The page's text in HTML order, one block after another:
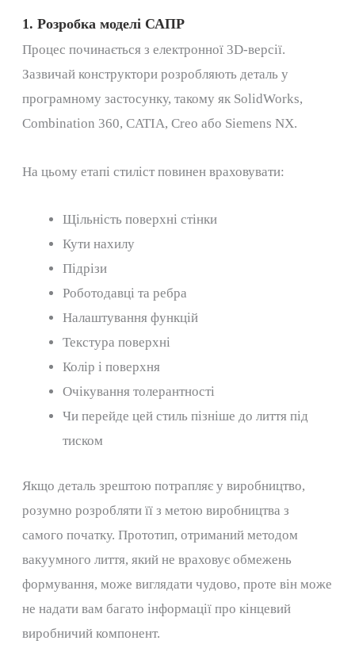
1. Розробка моделі САПР
Процес починається з електронної 3D-версії.
Зазвичай конструктори розробляють деталь у
програмному застосунку, такому як SolidWorks,
Combination 360, CATIA, Creo або Siemens NX.
На цьому етапі стиліст повинен враховувати:
Щільність поверхні стінки
Кути нахилу
Підрізи
Роботодавці та ребра
Налаштування функцій
Текстура поверхні
Колір і поверхня
Очікування толерантності
Чи перейде цей стиль пізніше до лиття під
тиском
Якщо деталь зрештою потрапляє у виробництво,
розумно розробляти її з метою виробництва з
самого початку. Прототип, отриманий методом
вакуумного лиття, який не враховує обмежень
формування, може виглядати чудово, проте він може
не надати вам багато інформації про кінцевий
виробничий компонент.